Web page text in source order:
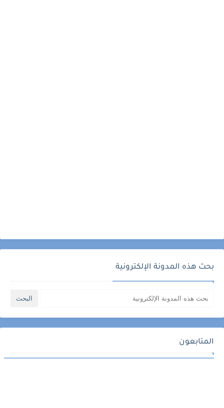
بحث هذه المدونة الإلكترونية
المتابعون